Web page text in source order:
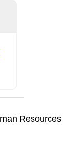
Resources